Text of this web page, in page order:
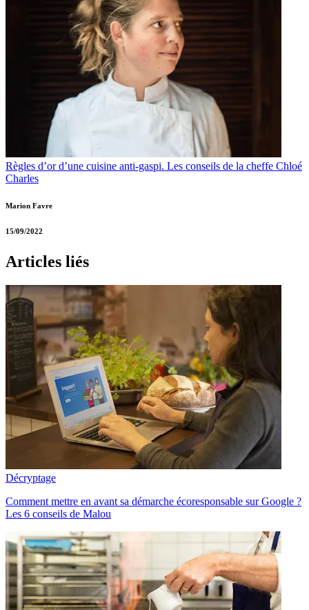
Règles d’or d’une cuisine anti-gaspi. Les conseils de la cheffe Chloé
Charles
Marion Favre
15/09/2022
Articles liés
Décryptage
Comment mettre en avant sa démarche écoresponsable sur Google ?
Les 6 conseils de Malou